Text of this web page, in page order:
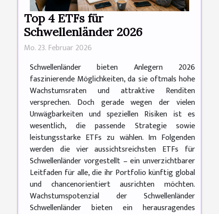
Top 4 ETFs für
Schwellenländer 2026
Mo. 23. Februar 2026
Schwellenländer bieten Anlegern 2026
faszinierende Möglichkeiten, da sie oftmals hohe
Wachstumsraten und attraktive Renditen
versprechen. Doch gerade wegen der vielen
Unwägbarkeiten und speziellen Risiken ist es
wesentlich, die passende Strategie sowie
leistungsstarke ETFs zu wählen. Im Folgenden
werden die vier aussichtsreichsten ETFs für
Schwellenländer vorgestellt – ein unverzichtbarer
Leitfaden für alle, die ihr Portfolio künftig global
und chancenorientiert ausrichten möchten.
Wachstumspotenzial der Schwellenländer
Schwellenländer bieten ein herausragendes